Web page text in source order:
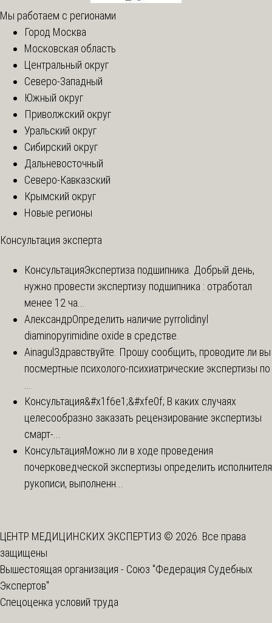
Мы работаем с регионами
Город Москва
Московская область
Центральный округ
Северо-Западный
Южный округ
Приволжский округ
Уральский округ
Сибирский округ
Дальневосточный
Северо-Кавказский
Крымский округ
Новые регионы
Консультация эксперта
КонсультацияЭкспертиза подшипника. Добрый день,
нужно провести экспертизу подшипника : отработал
менее 12 ча...
АлександрОпределить наличие pyrrolidinyl
diaminopyrimidine oxide в средстве.
Ainagul Здравствуйте. Прошу сообщить, проводите ли вы
посмертные психолого-психиатрические экспертизы по
...
Консультация&#x1f6e1;&#xfe0f; В каких случаях
целесообразно заказать рецензирование экспертизы
смарт-...
КонсультацияМожно ли в ходе проведения
почерковедческой экспертизы определить исполнителя
рукописи, выполненн...
ЦЕНТР МЕДИЦИНСКИХ ЭКСПЕРТИЗ © 2026. Все права
защищены
Вышестоящая организация - Союз "Федерация Судебных
Экспертов"
Спецоценка условий труда